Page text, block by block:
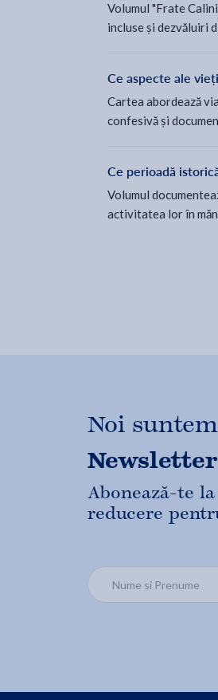
Volumul "Frate
incluse și dezvăluiri
Ce aspecte ale
Cartea abordează
confesivă și
Ce perioadă
Volumul
activitatea lor în
Noi
Abonează-te
reducere